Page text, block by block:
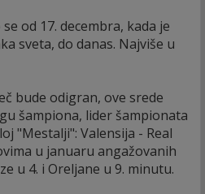
od 17. decembra, kada je
sveta, do danas. Najviše u
bude odigran, ove srede
šampiona, lider šampionata
"Mestalji": Valensija - Real
u januaru angažovanih
u 4. i Oreljane u 9. minutu.